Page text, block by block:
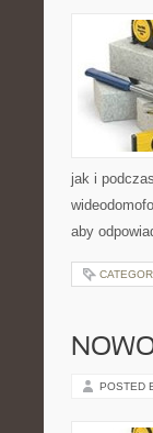
jak i
aby
POSTED